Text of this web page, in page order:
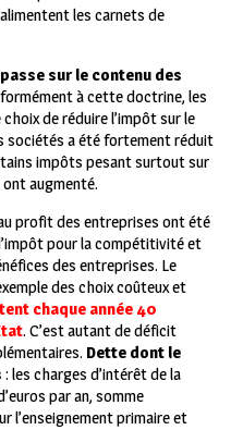
les carnets de
sur le contenu des
à cette doctrine, les
de réduire l’impôt sur le
sociétés a été fortement réduit
impôts pesant surtout sur
ont augmenté.
profit des entreprises ont été
pour la compétitivité et
des entreprises. Le
des choix coûteux et
chaque année 40
. C’est autant de déficit
Dette dont le
: les charges d’intérêt de la
par an, somme
l’enseignement primaire et